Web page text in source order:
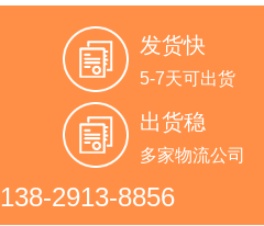
发货快
5-7天可出货
出货稳
多家物流公司
138-2913-8856